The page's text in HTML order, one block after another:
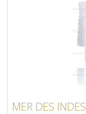
MER DES